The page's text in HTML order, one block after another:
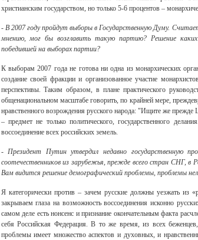
христианским государством, но только 5-6 процентов –
- В 2007 году пройдут выборы в Государственную Думу.
мнению, мог бы возглавить такую партию? Решение
победившей на выборах партии?
К выборам 2007 года не готова ни одна из монархических
создание своей фракции и организованное участие
перспективы. Таким образом, в плане практического
общенациональном масштабе говорить, по крайней мере,
нравственного возрождения русского народа: "Ищите же
– предмет не только политического, государственного
воссоединение всех российских земель.
- Президент Путин утвердил недавно государственную
соотечественников из зарубежья, прежде всего стран СНГ,
Вам видится решение демографический проблемы, проблемы
Я категорически против – зачем русские должны уезжать из
закрываем глаза на возможность воссоединения исконно
самом деле есть нонсенс и признание окончательным факта
себя Российская Федерация. В то же время, из всех
проблемы имеет множество аспектов и духовных, и